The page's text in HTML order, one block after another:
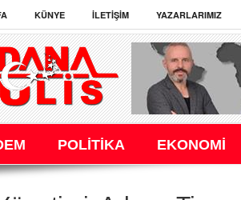
KÜNYE İLETIŞIM YAZARLARIMIZ
POLİTİKA EKONOMİ